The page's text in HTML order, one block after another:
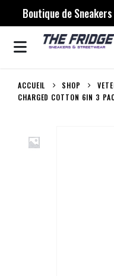
Boutique de
ACCUEIL SHOP
CHARGED COTTON 6IN 3